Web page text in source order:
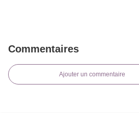
Commentaires
Ajouter un commentaire